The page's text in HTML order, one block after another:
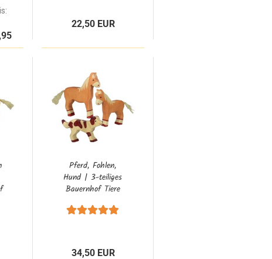
22,50 EUR
Pferd, Fohlen,
Hund | 3-teiliges
Bauernhof Tiere
Bauernhof Zubehör
34,50 EUR